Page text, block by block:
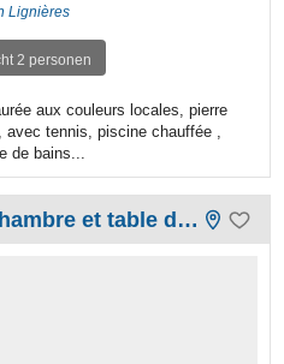
Lignières
2 personen
aux couleurs locales, pierre
tennis, piscine chauffée ,
de bains...
Manoir de huchepie chambre et table d'hôtes